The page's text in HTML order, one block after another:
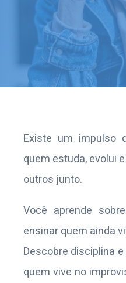
Existe um impulso
quem estuda, evolui
outros junto.
Você aprende
ensinar quem ainda
Descobre disciplina
quem vive no